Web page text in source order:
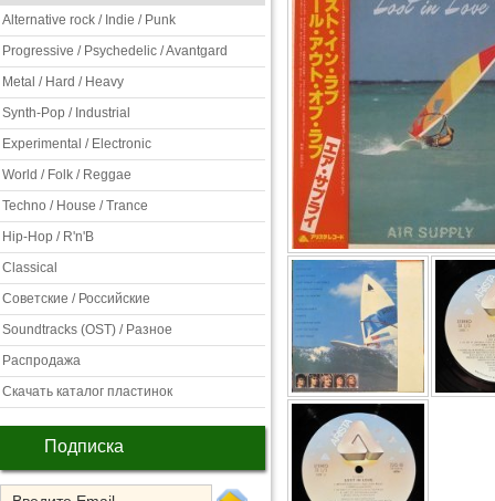
Alternative rock / Indie / Punk
Progressive / Psychedelic / Avantgard
Metal / Hard / Heavy
Synth-Pop / Industrial
Experimental / Electronic
World / Folk / Reggae
Techno / House / Trance
Hip-Hop / R'n'B
Classical
Советские / Российские
Soundtracks (OST) / Разное
Распродажа
Скачать каталог пластинок
Подписка